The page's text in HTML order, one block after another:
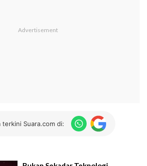
terkini Suara.com di: